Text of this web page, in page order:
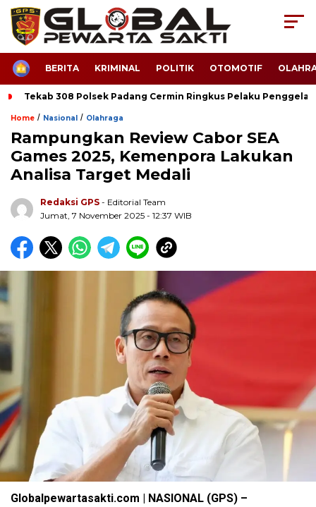
HOMEBERITA KRIMINAL POLITIK OTOMOTIF
Tekab 308 Polsek Padang Cermin Ringkus Pelaku
Home / Nasional / Olahraga
Rampungkan Review Cabor SEA
Games 2025, Kemenpora Lakukan
Analisa Target Medali
Redaksi GPS - Editorial Team
Jumat, 7 November 2025 - 12:37 WIB
Globalpewartasakti.com | NASIONAL (GPS) –